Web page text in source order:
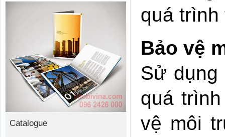
Catalogue
quá
Bảo vệ
Sử dụng
quá
vệ môi